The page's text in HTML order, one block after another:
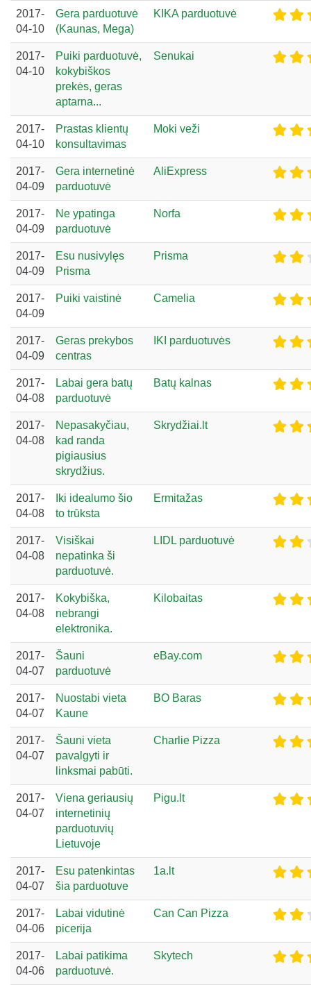
2017-
04-10
Gera parduotuvė
(Kaunas, Mega)
KIKA parduotuvė
2017-
04-10
Puiki parduotuvė,
kokybiškos
prekės, geras
aptarna...
Senukai
2017-
04-10
Prastas klientų
konsultavimas
Moki veži
2017-
04-09
Gera internetinė
parduotuvė
AliExpress
2017-
04-09
Ne ypatinga
parduotuvė
Norfa
2017-
04-09
Esu nusivylęs
Prisma
Prisma
2017-
04-09
Puiki vaistinė Camelia
2017-
04-09
Geras prekybos
centras
IKI parduotuvės
2017-
04-08
Labai gera batų
parduotuvė
Batų kalnas
2017-
04-08
Nepasakyčiau,
kad randa
pigiausius
skrydžius.
Skrydžiai.lt
2017-
04-08
Iki idealumo šio
to trūksta
Ermitažas
2017-
04-08
Visiškai
nepatinka ši
parduotuvė.
LIDL parduotuvė
2017-
04-08
Kokybiška,
nebrangi
elektronika.
Kilobaitas
2017-
04-07
Šauni
parduotuvė
eBay.com
2017-
04-07
Nuostabi vieta
Kaune
BO Baras
2017-
04-07
Šauni vieta
pavalgyti ir
linksmai pabūti.
Charlie Pizza
2017-
04-07
Viena geriausių
internetinių
parduotuvių
Lietuvoje
Pigu.lt
2017-
04-07
Esu patenkintas
šia parduotuve
1a.lt
2017-
04-06
Labai vidutinė
picerija
Can Can Pizza
2017-
04-06
Labai patikima
parduotuvė.
Skytech